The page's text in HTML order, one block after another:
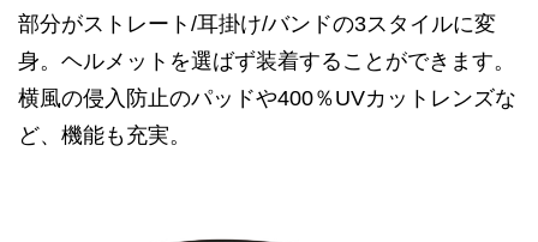
部分がストレート/耳掛け/バンドの3スタイルに変
身。ヘルメットを選ばず装着することができます。
横風の侵入防止のパッドや400％UVカットレンズな
ど、機能も充実。